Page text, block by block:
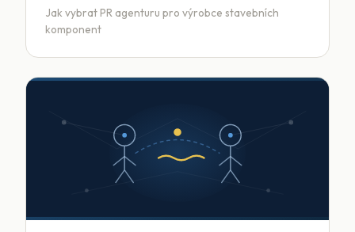
Jak vybrat PR agenturu pro výrobce stavebních
komponent